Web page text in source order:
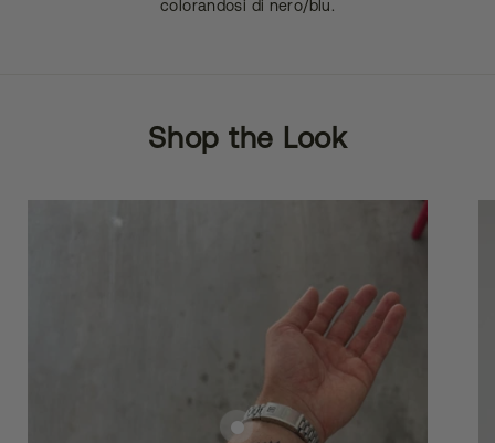
colorandosi di nero/blu.
Shop the Look